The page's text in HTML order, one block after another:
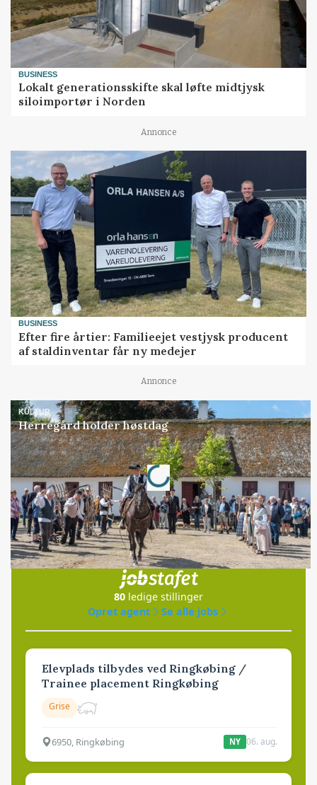
BUSINESS
Lokalt generationsskifte skal løfte midtjysk
siloimportør i Norden
Annonce
BUSINESS
Efter fire årtier: Familieejet vestjysk producent
af staldinventar får ny medejer
Annonce
KULTUR
Herregård holder høstdag
Annonce
Loading...
Jobs
i samarbejde med
80 ledige stillinger
Opret agent
Se alle jobs
Elevplads tilbydes ved Ringkøbing /
Trainee placement Ringkøbing
Grise
6950, Ringkøbing NY 06. aug.